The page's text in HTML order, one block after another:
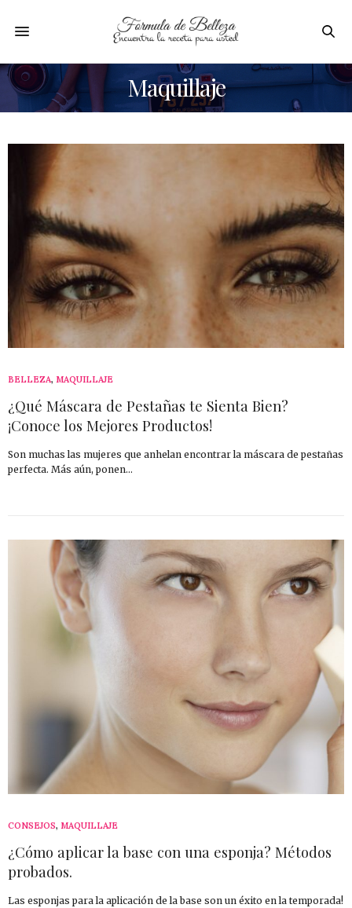
Maquillaje
BELLEZA, MAQUILLAJE
¿Qué Máscara de Pestañas te Sienta Bien?
¡Conoce los Mejores Productos!
Son muchas las mujeres que anhelan encontrar la máscara de pestañas
perfecta. Más aún, ponen…
CONSEJOS, MAQUILLAJE
¿Cómo aplicar la base con una esponja? Métodos
probados.
Las esponjas para la aplicación de la base son un éxito en la temporada!